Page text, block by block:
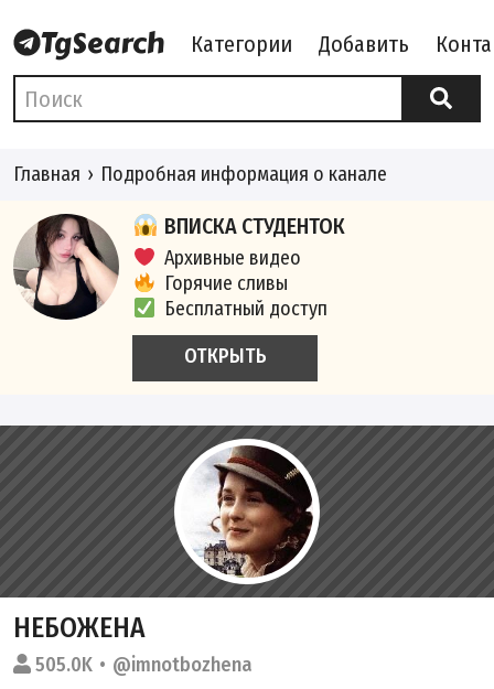
Категории Добавить
Главная Подробная информация о канале
ВПИСКА СТУДЕНТОК
Архивные видео
Горячие сливы
Бесплатный доступ
ОТКРЫТЬ
НЕБОЖЕНА
505.0K
@imnotbozhena